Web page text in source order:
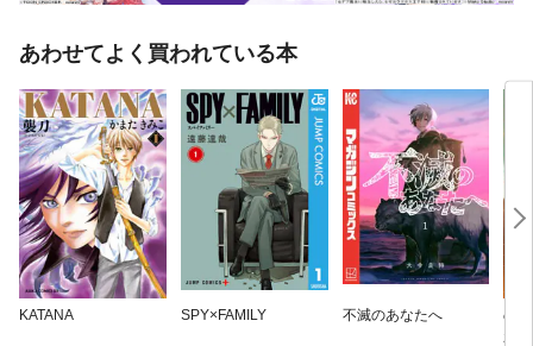
あわせてよく買われている本
KATANA SPY×FAMILY 不滅のあなたへ
の
新